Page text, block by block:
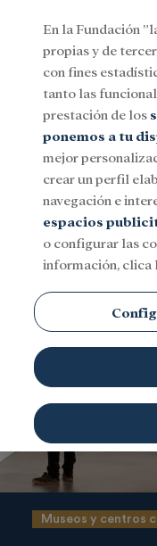
Menu
SocialInvestigación
Museos y centros
En la Fundación
propias y de
con fines
tanto las
prestación de los
ponemos a tu
mejor
crear un perfil
navegación e
espacios
o configurar las
información, clica